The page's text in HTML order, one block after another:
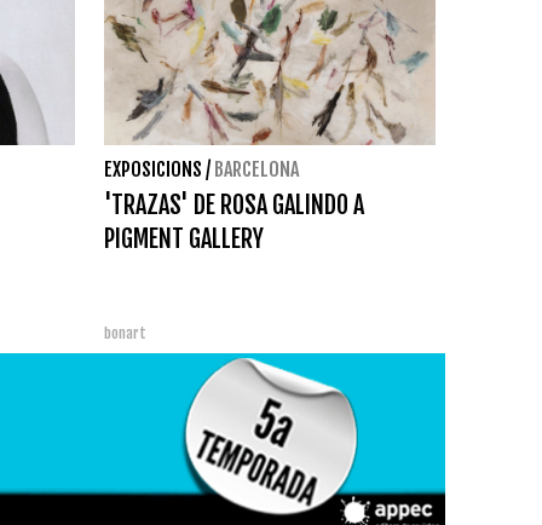
EXPOSICIONS / BARCELONA
'TRAZAS' DE ROSA GALINDO A
PIGMENT GALLERY
bonart